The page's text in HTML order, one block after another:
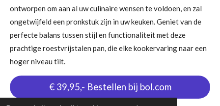
ontworpen om aan al uw culinaire wensen te voldoen, en zal
ongetwijfeld een pronkstuk zijn in uw keuken. Geniet van de
perfecte balans tussen stijl en functionaliteit met deze
prachtige roestvrijstalen pan, die elke kookervaring naar een
hoger niveau tilt.
€ 39,95,- Bestellen bij bol.com